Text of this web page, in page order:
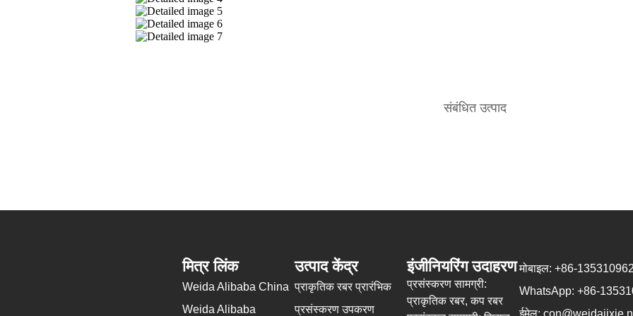
संबंधित उत्पाद
मित्र लिंक
Weida Alibaba China
Weida Alibaba
उत्पाद केंद्र
प्राकृतिक रबर प्रारंभिक
प्रसंस्करण उपकरण
इंजीनियरिंग उदाहरण
प्रसंस्करण सामग्री:
प्राकृतिक रबर, कप रबर
मोबाइल: +86-
WhatsApp: +86-